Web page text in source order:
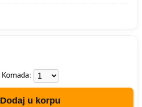
Komada:
Dodaj u korpu